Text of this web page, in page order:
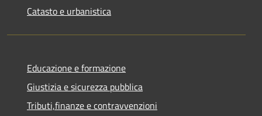
Catasto e urbanistica
Educazione e formazione
Giustizia e sicurezza pubblica
Tributi,finanze e contravvenzioni